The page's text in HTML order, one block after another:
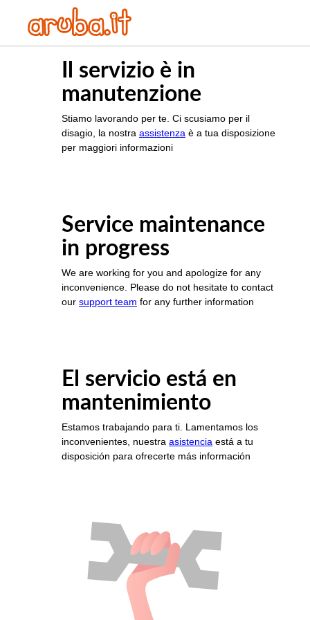
Il servizio è in
manutenzione
Stiamo lavorando per te. Ci scusiamo per il
disagio, la nostra assistenza è a tua disposizione
per maggiori informazioni
Service maintenance
in progress
We are working for you and apologize for any
inconvenience. Please do not hesitate to contact
our support team for any further information
El servicio está en
mantenimiento
Estamos trabajando para ti. Lamentamos los
inconvenientes, nuestra asistencia está a tu
disposición para ofrecerte más información